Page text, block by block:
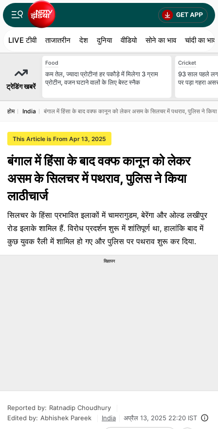
LIVE टीवी ताजातरीन देश दुनिया वीडियो सोने का भाव चांदी का भाव
ट्रेडिंग खबरें
Food
कम तेल, ज्यादा प्रोटीन! हर पकौड़े में मिलेगा 3 ग्राम
प्रोटीन, वजन घटाने वालों के लिए बेस्ट स्नैक
Cricket
93 साल पहले
पर पड़ा गहरा
होम India बंगाल में हिंसा के बाद वक्‍फ कानून को लेकर असम के सिलचर में पथराव, पुलिस ने किया
This Article is From Apr 13, 2025
बंगाल में हिंसा के बाद वक्‍फ कानून को लेकर
असम के सिलचर में पथराव, पुलिस ने किया
लाठीचार्ज
सिलचर के हिंसा प्रभावित इलाकों में चामरागुडम, बेरेंगा और ओल्‍ड लखीपुर
रोड इलाके शामिल हैं. विरोध प्रदर्शन शुरू में शांतिपूर्ण था, हालांकि बाद में
कुछ युवक रैली में शामिल हो गए और पुलिस पर पथराव शुरू कर दिया.
विज्ञापन
Reported by: Ratnadip Choudhury
Edited by: Abhishek Pareek India अप्रैल 13, 2025 22:20 IST